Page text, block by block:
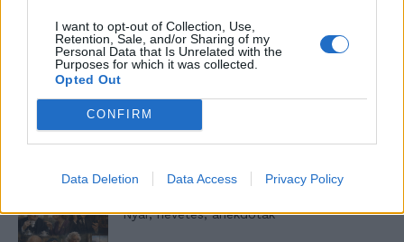
I want to opt-out of Collection, Use,
Retention, Sale, and/or Sharing of my
Personal Data that Is Unrelated with the
Purposes for which it was collected.
Opted Out
CONFIRM
Data Deletion Data Access Privacy Policy
Woody Allen megosztó zsenialitása
A világ legismertebb ruhái
Nyár, nevetés, anekdoták